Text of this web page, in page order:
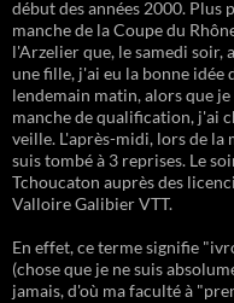
début des années 2000. Plus
manche de la Coupe du
l'Arzelier que, le samedi
une fille, j'ai eu la bonne idée
lendemain matin, alors que
manche de qualification, j'ai
veille. L'après-midi, lors de la
suis tombé à 3 reprises. Le
Tchoucaton auprès des
Valloire Galibier VTT.
En effet, ce terme signifie
(chose que je ne suis
jamais, d'où ma faculté à